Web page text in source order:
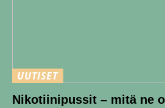
UUTISET
Nikotiinipussit – mitä ne